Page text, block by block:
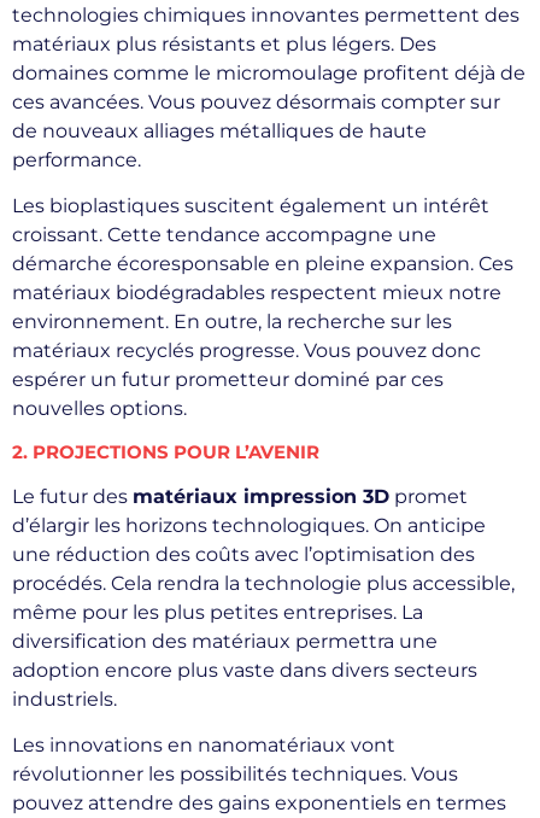
technologies chimiques innovantes permettent des
matériaux plus résistants et plus légers. Des
domaines comme le micromoulage profitent déjà de
ces avancées. Vous pouvez désormais compter sur
de nouveaux alliages métalliques de haute
performance.
Les bioplastiques suscitent également un intérêt
croissant. Cette tendance accompagne une
démarche écoresponsable en pleine expansion. Ces
matériaux biodégradables respectent mieux notre
environnement. En outre, la recherche sur les
matériaux recyclés progresse. Vous pouvez donc
espérer un futur prometteur dominé par ces
nouvelles options.
2. PROJECTIONS POUR L’AVENIR
Le futur des matériaux impression 3D promet
d’élargir les horizons technologiques. On anticipe
une réduction des coûts avec l’optimisation des
procédés. Cela rendra la technologie plus accessible,
même pour les plus petites entreprises. La
diversification des matériaux permettra une
adoption encore plus vaste dans divers secteurs
industriels.
Les innovations en nanomatériaux vont
révolutionner les possibilités techniques. Vous
pouvez attendre des gains exponentiels en termes